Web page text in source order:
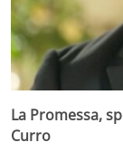
La Promessa,
Curro